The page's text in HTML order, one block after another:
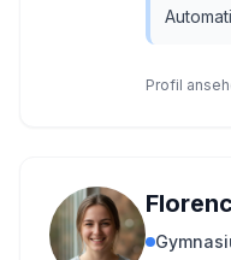
Profil